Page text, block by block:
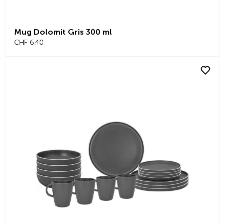
Mug Dolomit Gris 300 ml
CHF 6.40